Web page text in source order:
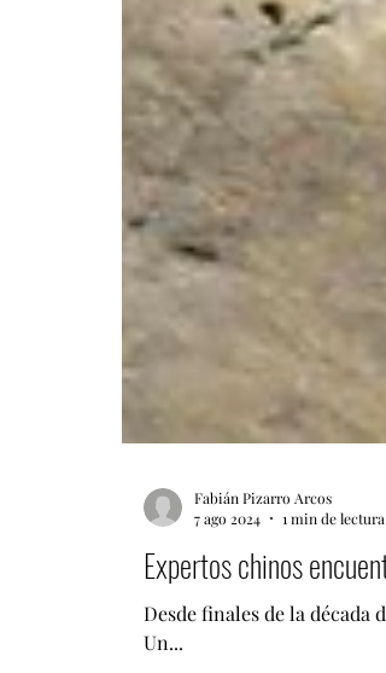
Fabián Pizarro Arcos
7 ago 2024
1 min de lectura
Expertos chinos